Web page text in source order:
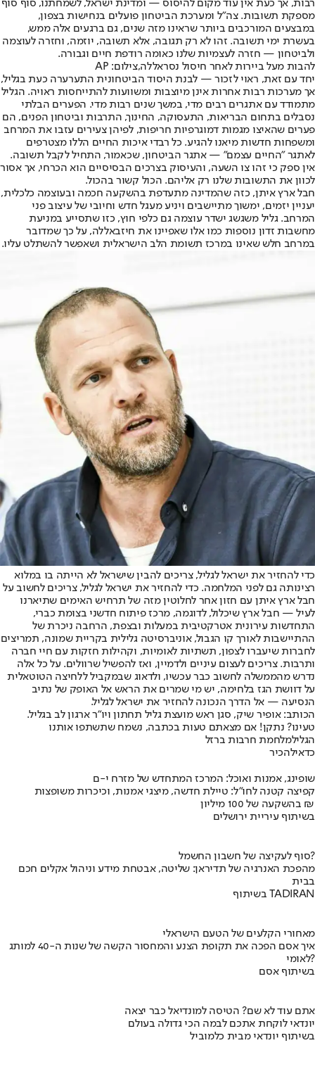
רבות, אך כעת אין עוד מקום להיסוס — ומדינת ישראל, לשמחתנו, סוף סוף
מספקת תשובות. צה"ל ומערכת הביטחון פועלים בנחישות בצפון,
במבצעים המורכבים ביותר שראינו מזה שנים, גם ברגעים אלה ממש,
בעשרת ימי תשובה. זהו לא רק תגובה, אלא תשובה, יוזמה, וחזרה לעוצמה
ולביטחון — חזרה לעצמיות שלנו כאומה רודפת חיים וגבורה.
להבות מעל ביירות לאחר חיסול נסראללה,צילום: AP
יחד עם זאת, ראוי לזכור — לבנת היסוד הביטחונית התערערה כעת בגליל,
אך מערכות רבות אחרות אינן מיוצבות ומשוועות להתייחסות ראויה. הגליל
מתמודד עם אתגרים רבים מדי, במשך שנים רבות מדי. הפערים הבלתי
נסבלים בתחום הבריאות, התעסוקה, החינוך, התרבות וביטחון הפנים, הם
פערים שהאיצו מגמות דמוגרפיות חריפות, לפיהן צעירים עזבו את המרחב
ומשפחות חדשות מיאנו להגיע. כל רבדי איכות החיים הללו מצטרפים
לאתגר "החיים עצמם" — אתגר הביטחון, שכאמור, התחיל לקבל תשובה.
אין ספק כי זהו צו השעה, והעיסוק בצרכים הבסיסיים הוא הכרחי, אך אסור
לכוון את התשובות שלנו רק אליהם. הכול קשור בהכול.
חבל ארץ איתן, כזה שהמדינה מתעדפת בהשקעה חכמה ובעוצמה כלכלית,
יעניין יזמים, ימשוך מתיישבים ויניע מעגל חדש וחיובי של עיצוב פני
המרחב. גליל משגשג ישדר עוצמה גם כלפי חוץ, כזו שתסייע במניעת
מחשבות זדון נוספות כמו אלו שאפיינו את חיזבאללה, על כך שמדובר
במרחב חלש שאינו במרכז תשומת הלב הישראלית ושאפשר להשתלט עליו.
כדי להחזיר את ישראל לגליל, צריכים להבין שישראל לא הייתה בו במלוא
רצינותה גם לפני המלחמה. כדי להחזיר את ישראל לגליל, צריכים לחשוב על
חבל ארץ איתן עם חזון אחר לחלוטין מזה של תרחיש האימים שתיארנו
לעיל — חבל ארץ שיכלול, לדוגמה, מרכז פיתוח חדשני בצומת כברי,
התחדשות עירונית אטרקטיבית במעלות ובצפת, הרחבה ניכרת של
ההתיישבות לאורך קו הגבול, אוניברסיטה גלילית בקריית שמונה, תמריצים
לחברות שיעברו לצפון, תשתיות לאומיות, וקהילות חזקות עם חיי חברה
ותרבות. צריכים לעצום עיניים ולדמיין, ואז להפשיל שרוולים. על כל אלה
נדרש מהממשלה לחשוב כבר עכשיו, ולדאוג שבמקביל ללחיצה הטוטאלית
על דוושת הגז בלחימה, יש מי שמרים את הראש אל האופק של נתיב
הנסיעה — אל הדרך הנכונה להחזיר את ישראל לגליל.
הכותב: אופיר שיק, סגן ראש מועצת גליל תחתון ויו"ר ארגון לב בגליל.
טעינו? נתקן! אם מצאתם טעות בכתבה, נשמח שתשתפו אותנו
הגלילמלחמת חרבות ברזל
כדאילהכיר
שופינג, אמנות ואוכל: המרכז המתחדש של מזרח י-ם
קפיצה קטנה לחו"ל: טיילת חדשה, מיצגי אמנות, וכיכרות משופצות
בהשקעה של 100 מיליון ₪
בשיתוף עיריית ירושלים
סוף לעקיצה של חשבון החשמל?
מהפכת האנרגיה של תדיראן: שליטה, אבטחת מידע וניהול אקלים חכם
בבית
בשיתוף TADIRAN
מאחורי הקלעים של הטעם הישראלי
איך אסם הפכה את תקופת הצנע והמחסור הקשה של שנות ה-40 למותג
לאומי?
בשיתוף אסם
אתם עוד לא שם? הטיסה למונדיאל כבר יצאה
יונדאי לוקחת אתכם לבמה הכי גדולה בעולם
בשיתוף יונדאי מבית כלמוביל